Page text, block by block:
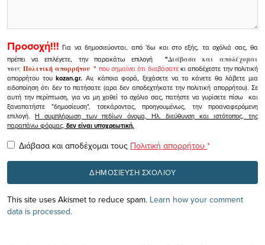
Προσοχή!!! Για να δημοσιεύονται, από 'δω και στο εξής, τα σχόλιά σας, θα
πρέπει να επιλέγετε, την παρακάτω επιλογή
"Διάβασα και αποδέχομαι
τουςΠολιτική απορρήτου" που σημαίνει ότι διαβάσατεκι αποδέχεστε την πολιτική
απορρήτου τουkozan.gr. Αν, κάποια φορά, ξεχάσετε να το κάνετε θα λάβετε μια
ειδοποίηση ότι δεν το πατήσατε (αρα δεν αποδεχτήκατε την πολιτική απορρήτου). Σε
αυτή την περίπτωση, για να μη χαθεί το σχόλιο σας, πατήστε να γυρίσετε πίσω και
ξαναπατήστε "δημοσίευση", τσεκάροντας, προηγουμένως, την προαναφερόμενη
επιλογή.Η συμπλήρωση των πεδίων όνομα, Ηλ. διεύθυνση και ιστότοπος, της
παραπάνω φόρμας, δεν είναι υποχρεωτική.
Διάβασα και αποδέχομαι τους Πολιτική απορρήτου *
This site uses Akismet to reduce spam. Learn how your comment
data is processed.